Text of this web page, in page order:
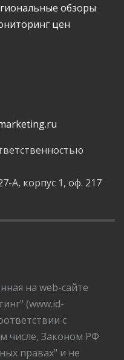
обзоры
цен
А, корпус 1, оф. 217
на web-сайте
(www.id-
с
числе, Законом РФ
правах" и не